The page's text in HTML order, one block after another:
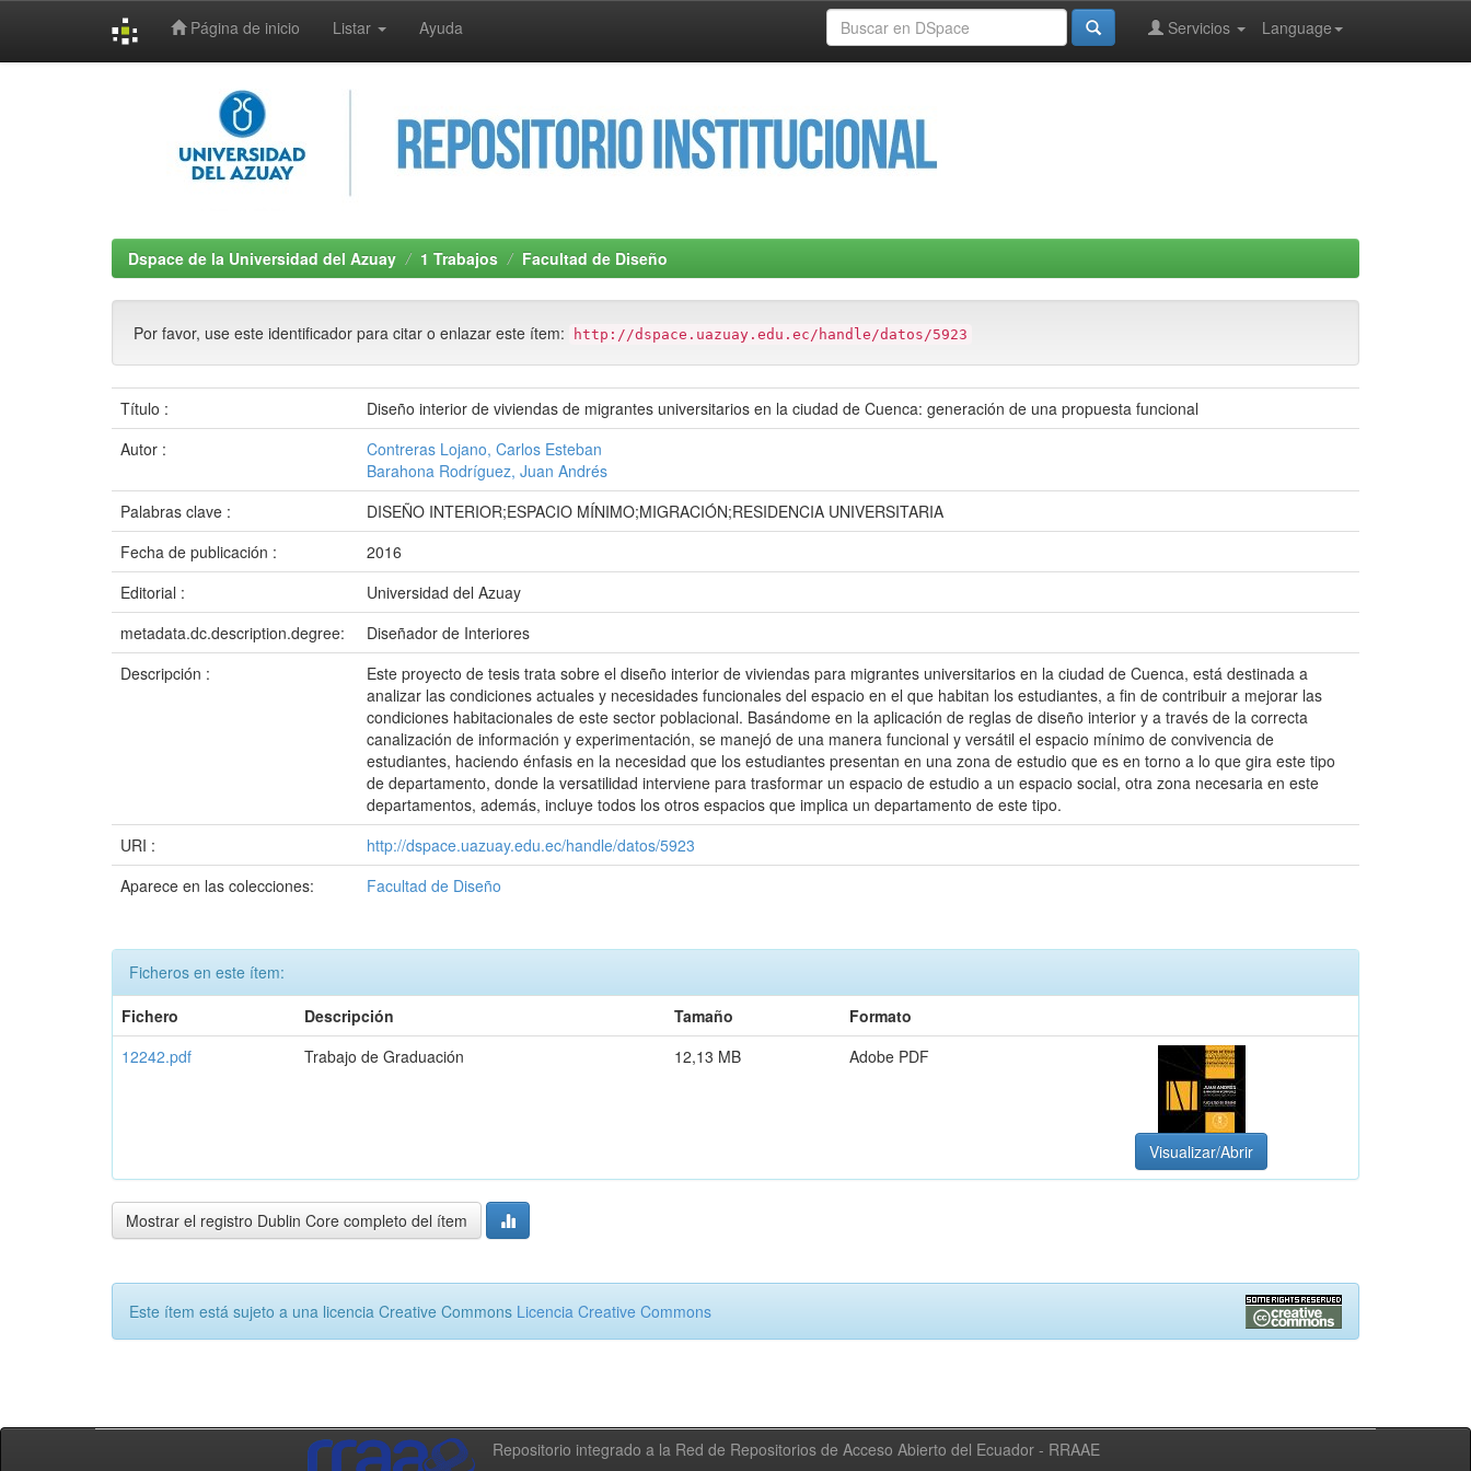
Página de inicio Listar Ayuda Language
Servicios
Dspace de la Universidad del Azuay 1 Trabajos Facultad de Diseño
Por favor, use este identificador para citar o enlazar este ítem: http://dspace.uazuay.edu.ec/handle/datos/5923
Título :
Diseño interior de viviendas de migrantes universitarios en la ciudad de Cuenca: generación de una propuesta funcional
Autor :
Contreras Lojano, Carlos Esteban
Barahona Rodríguez, Juan Andrés
Palabras clave :
DISEÑO INTERIOR;ESPACIO MÍNIMO;MIGRACIÓN;RESIDENCIA UNIVERSITARIA
Fecha de publicación :
2016
Editorial :
Universidad del Azuay
metadata.dc.description.degree:
Diseñador de Interiores
Descripción :
Este proyecto de tesis trata sobre el diseño interior de viviendas para migrantes universitarios en la ciudad de Cuenca, está destinada a
analizar las condiciones actuales y necesidades funcionales del espacio en el que habitan los estudiantes, a fin de contribuir a mejorar las
condiciones habitacionales de este sector poblacional. Basándome en la aplicación de reglas de diseño interior y a través de la correcta
canalización de información y experimentación, se manejó de una manera funcional y versátil el espacio mínimo de convivencia de
estudiantes, haciendo énfasis en la necesidad que los estudiantes presentan en una zona de estudio que es en torno a lo que gira este tipo
de departamento, donde la versatilidad interviene para trasformar un espacio de estudio a un espacio social, otra zona necesaria en este
departamentos, además, incluye todos los otros espacios que implica un departamento de este tipo.
URI :
http://dspace.uazuay.edu.ec/handle/datos/5923
Aparece en las colecciones:
Facultad de Diseño
Ficheros en este ítem:
Fichero
Descripción Tamaño
Formato
12242.pdf
Trabajo de Graduación 12,13 MB Adobe PDF
Visualizar/Abrir
Mostrar el registro Dublin Core completo del ítem
Este ítem está sujeto a una licencia Creative Commons Licencia Creative Commons
Repositorio integrado a la Red de Repositorios de Acceso Abierto del Ecuador - RRAAE